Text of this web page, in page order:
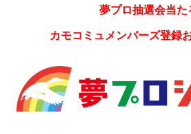
夢プロ抽選会当た
カモコミュメンバーズ登録